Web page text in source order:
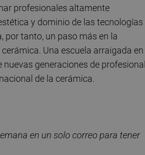
profesionales altamente
y dominio de las tecnologías
por tanto, un paso más en la
Una escuela arraigada en
nuevas generaciones de
de la cerámica.
en un solo correo para tener